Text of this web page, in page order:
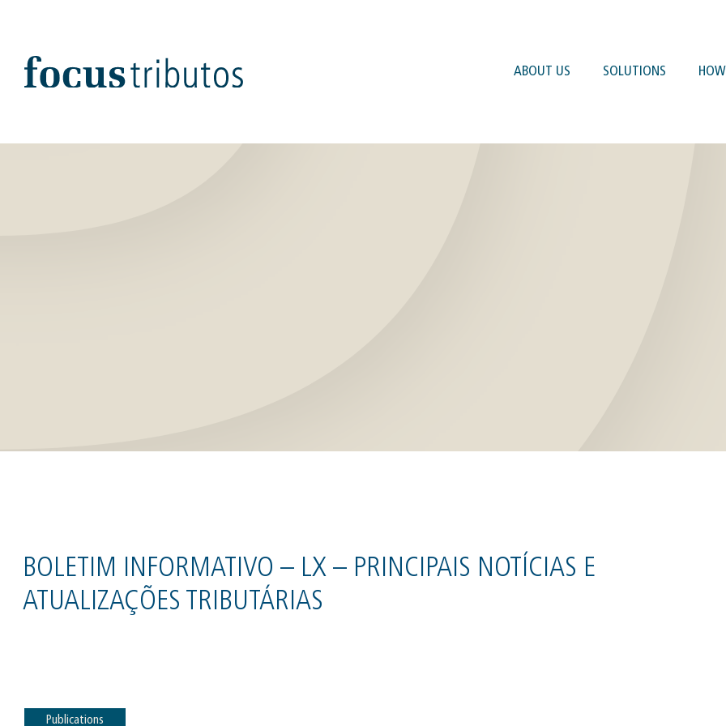
ABOUT US SOLUTIONS
BOLETIM INFORMATIVO – LX – PRINCIPAIS NOTÍCIAS E
ATUALIZAÇÕES TRIBUTÁRIAS
Publications